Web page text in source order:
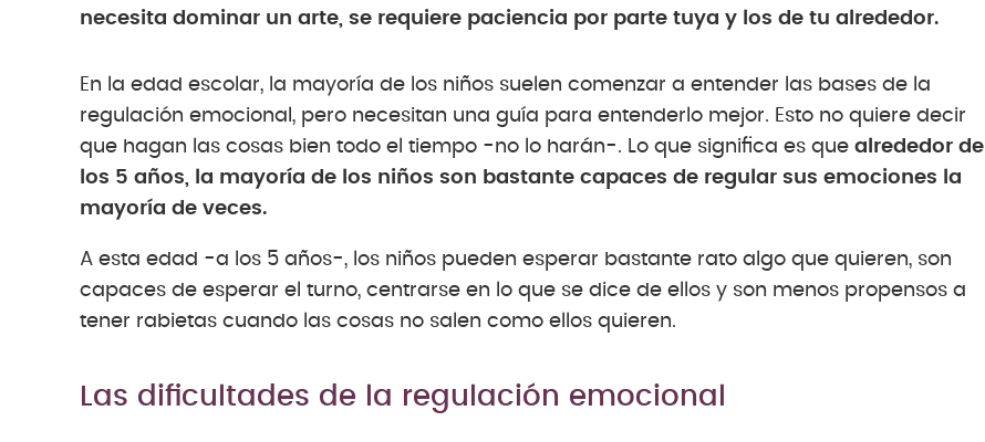
necesita dominar un arte, se requiere paciencia por parte tuya y los de tu alrededor.
En la edad escolar, la mayoría de los niños suelen comenzar a entender las bases de la
regulación emocional, pero necesitan una guía para entenderlo mejor. Esto no quiere decir
que hagan las cosas bien todo el tiempo -no lo harán-. Lo que significa es que alrededor de
los 5 años, la mayoría de los niños son bastante capaces de regular sus emociones la
mayoría de veces.
A esta edad -a los 5 años-, los niños pueden esperar bastante rato algo que quieren, son
capaces de esperar el turno, centrarse en lo que se dice de ellos y son menos propensos a
tener rabietas cuando las cosas no salen como ellos quieren.
Las dificultades de la regulación emocional